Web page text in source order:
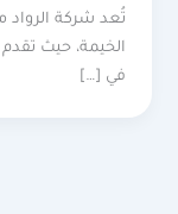
تُعد شركة الرواد
الخيمة، حيث تقدم
في […]